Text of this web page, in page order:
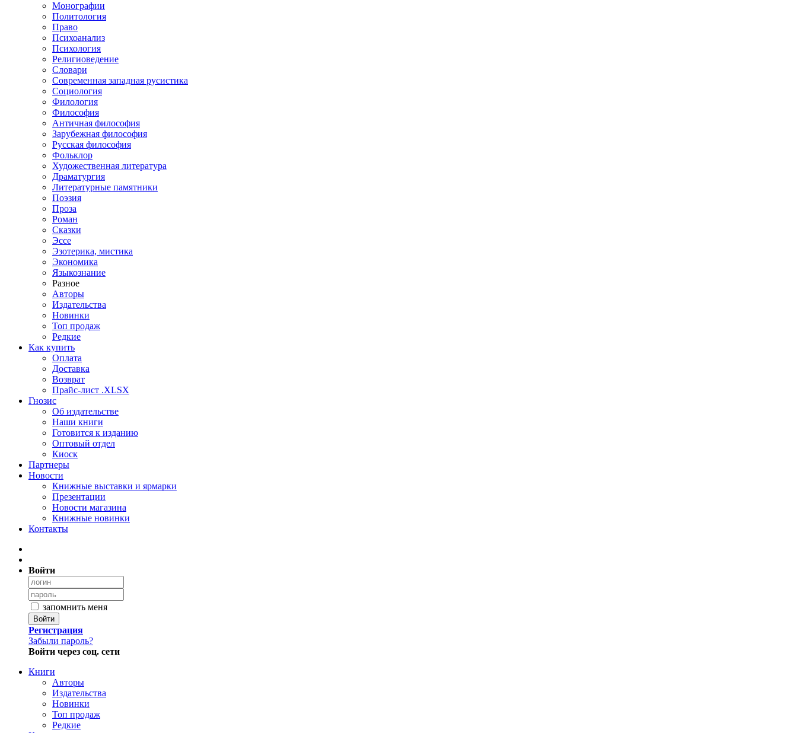
Монографии
Политология
Право
Психоанализ
Психология
Религиоведение
Словари
Современная западная русистика
Социология
Филология
Философия
Античная философия
Зарубежная философия
Русская философия
Фольклор
Художественная литература
Драматургия
Литературные памятники
Поэзия
Проза
Роман
Сказки
Эссе
Эзотерика, мистика
Экономика
Языкознание
Разное
Авторы
Издательства
Новинки
Топ продаж
Редкие
Как купить
Оплата
Доставка
Возврат
Прайс-лист .XLSX
Гнозис
Об издательстве
Наши книги
Готовится к изданию
Оптовый отдел
Киоск
Партнеры
Новости
Книжные выставки и ярмарки
Презентации
Новости магазина
Книжные новинки
Контакты
Войти
запомнить меня
Войти
Регистрация
Забыли пароль?
Войти через соц. сети
Книги
Авторы
Издательства
Новинки
Топ продаж
Редкие